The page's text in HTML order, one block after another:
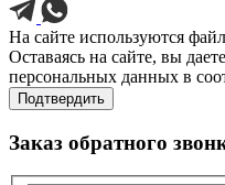
На сайте используются
Оставаясь на сайте, вы даете
персональных данных в
Подтвердить
Заказ обратного